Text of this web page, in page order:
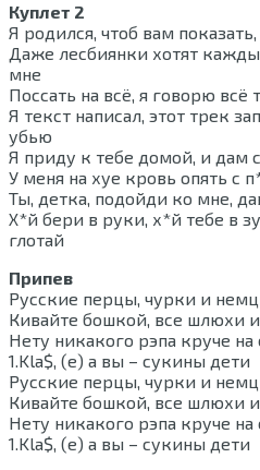
Куплет 2
Я родился, чтоб вам
Даже лесбиянки хотят
мне
Поссать на всё, я говорю всё
Я текст написал, этот трек
убью
Я приду к тебе домой, и дам
У меня на хуе кровь опять с
Ты, детка, подойди ко мне,
Х*й бери в руки, х*й тебе в
глотай
Припев
Русские перцы, чурки и
Кивайте бошкой, все шлюхи
Нету никакого рэпа круче на
1.Kla$, (е) а вы – сукины дети
Русские перцы, чурки и
Кивайте бошкой, все шлюхи
Нету никакого рэпа круче на
1.Kla$, (е) а вы – сукины дети